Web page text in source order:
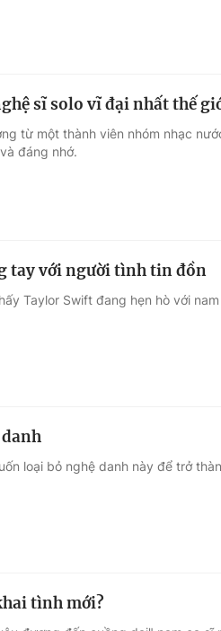
sĩ solo vĩ đại nhất thế
từ một thành viên nhóm nhạc
đáng nhớ.
tay với người tình tin đồn
Taylor Swift đang hẹn hò với
loại bỏ nghệ danh này để trở
tình mới?